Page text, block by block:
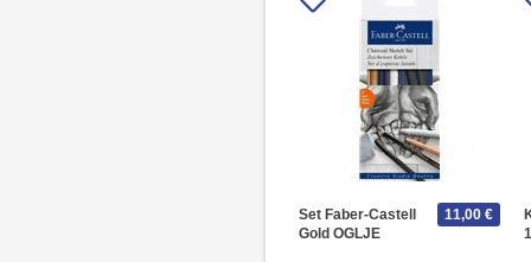
Set Faber-Castell
Gold OGLJE
11,00 €